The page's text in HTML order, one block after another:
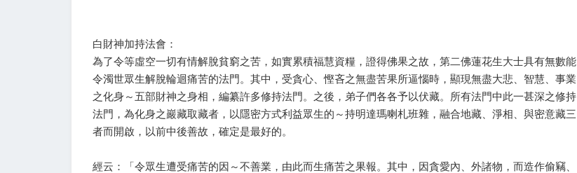
白財神加持法會：
為了令等虛空一切有情解脫貧窮之苦，如實累積福慧資糧，證得佛果之故，第二佛蓮花生大士具有無數能
令濁世眾生解脫輪迴痛苦的法門。其中，受貪心、慳吝之無盡苦果所逼惱時，顯現無盡大悲、智慧、事業
之化身～五部財神之身相，編纂許多修持法門。之後，弟子們各各予以伏藏。所有法門中此一甚深之修持
法門，為化身之巖藏取藏者，以隱密方式利益眾生的～持明達瑪喇札班雜，融合地藏、淨相、與密意藏三
者而開啟，以前中後善故，確定是最好的。
經云：「令眾生遭受痛苦的因～不善業，由此而生痛苦之果報。其中，因貪愛內、外諸物，而造作偷竊、